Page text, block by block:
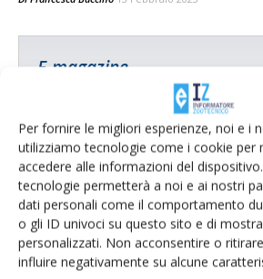
Per fornire le migliori esperienze, noi e i
utilizziamo tecnologie come i cookie per
accedere alle informazioni del
tecnologie permetterà a noi e ai nostri
dati personali come il comportamento
o gli ID univoci su questo sito e di
personalizzati. Non acconsentire o
influire negativamente su alcune
E-magazine
Tecniche, prodotti e servizi dalle
Catalogo Aziende e